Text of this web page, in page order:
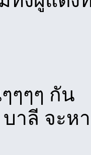
ๆๆๆ กัน
บาลี จะห